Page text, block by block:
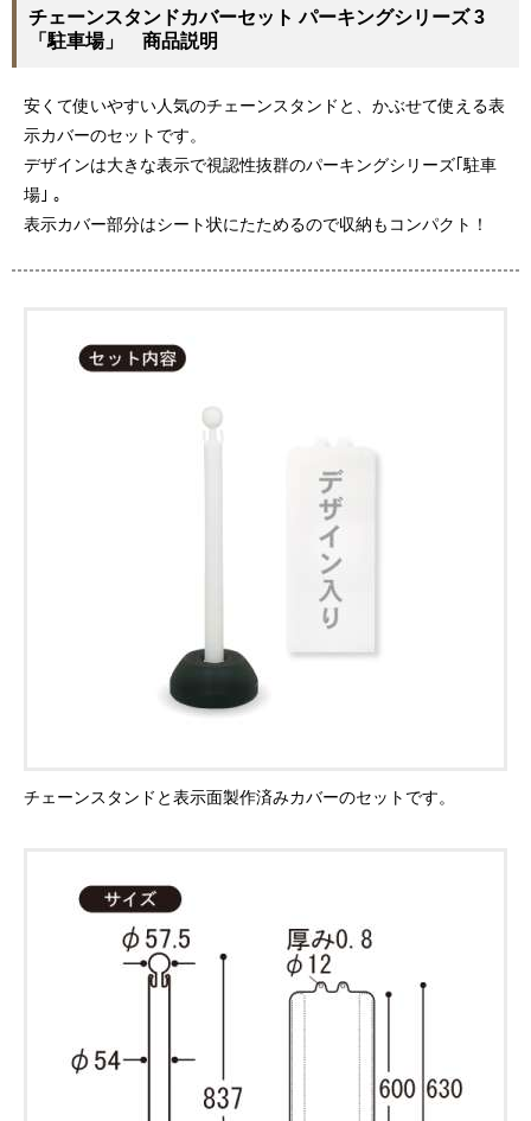
チェーンスタンドカバーセット パーキングシリーズ 3
「駐車場」 商品説明
安くて使いやすい人気のチェーンスタンドと、かぶせて使える表
示カバーのセットです。
デザインは大きな表示で視認性抜群のパーキングシリーズ｢駐車
場｣ 。
表示カバー部分はシート状にたためるので収納もコンパクト！
チェーンスタンドと表示面製作済みカバーのセットです。